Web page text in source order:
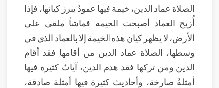
الصلاة عماد الدين، خيمة فيها عمودٌ يبرز كيانها، فإذا
أُزيح العماد أصبحت الخيمة قماشاً ملقى على
الأرض، لا يظهر كيان هذه الخيمة إلا بالعماد الذي في
وسطها، الصلاة عماد الدين من أقامها فقد أقام
الدين ومن تركها فقد هدم الدين، آياتٌ كثيرة فيها
أمثلةٌ صارخة، وأحاديث كثيرة فيها أمثلة صادقة،